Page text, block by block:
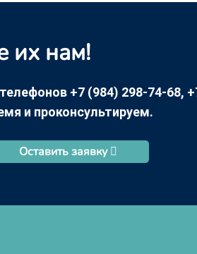
их нам!
+7 (984) 298-74-68,
и проконсультируем.
Оставить заявку